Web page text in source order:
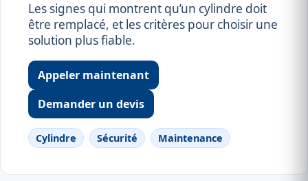
Les signes qui montrent qu’un cylindre doit
être remplacé, et les critères pour choisir une
solution plus fiable.
Appeler maintenant
Demander un devis
Cylindre Sécurité Maintenance